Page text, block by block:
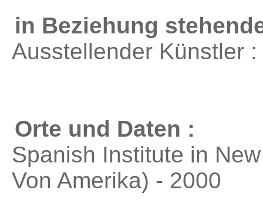
in Beziehung
Ausstellender Künstler
Orte und Daten :
Spanish Institute in
Von Amerika) - 2000